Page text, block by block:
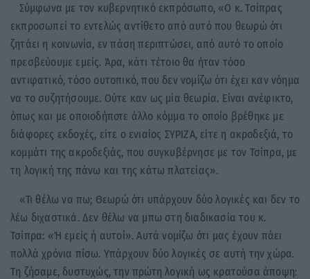
Σύμφωνα με τον κυβερνητικό εκπρόσωπο, «Ο κ. Τσίπρας
εκπροσωπεί το εντελώς αντίθετο από αυτό που θεωρώ ότι
ζητάει η κοινωνία, εν πάση περιπτώσει, από αυτό το οποίο
πρεσβεύουμε εμείς. Άρα, κάτι τέτοιο θα ήταν τόσο
αντιφατικό, τόσο ουτοπικό, που δεν νομίζω ότι έχει καν νόημα
να το συζητήσουμε. Ούτε καν ως μία θεωρία. Είναι ανέφικτο,
όπως και με οποιοδήποτε άλλο κόμμα το οποίο βρέθηκε με
διάφορες εκδοχές, είτε ο ενιαίος ΣΥΡΙΖΑ, είτε η ακροδεξιά, το
κομμάτι της ακροδεξιάς, που συγκυβέρνησε με τον Τσίπρα, με
τη λογική της πάνω και της κάτω πλατείας».
«Τι θέλω να πω; Θεωρώ ότι υπάρχουν δύο λογικές και δεν το
λέω διχαστικά. Δεν θέλω να μπω στη διαδικασία του κ.
Τσίπρα: «Ή εμείς ή αυτοί». Αυτά νομίζω ότι μας έχουν πάει
πολλά χρόνια πίσω. Υπάρχουν δύο λογικές σε αυτή την χώρα.
Τη ζήσαμε, δυστυχώς, την πρώτη λογική ως κρατούσα άποψη: